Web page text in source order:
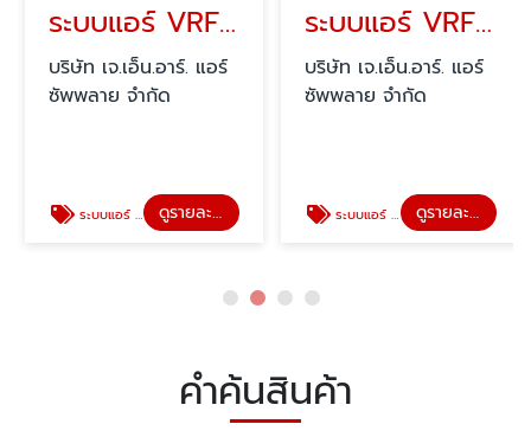
ระบบแอร์ VRF Carrier พร้อมติดตั้ง
บริษัท เจ.เอ็น.อาร์. แอร์
ซัพพลาย จำกัด
ระบบแอร์ VRF Carrier พร้อมติดตั้ง ดูรายละเอียด
ระบบแอร์ VRF Mitsubishi พร้อมติดตั้ง
บริษัท เจ.เอ็น.อาร์. แอร์
ซัพพลาย จำกัด
ระบบแอร์ VRF Mitsubishi พร้อมติดตั้ง ดูรายละเอียด
คำค้นสินค้า